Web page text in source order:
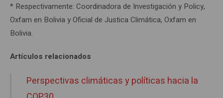
* Respectivamente: Coordinadora de Investigación y Policy,
Oxfam en Bolivia y Oficial de Justica Climática, Oxfam en
Bolivia.
Artículos relacionados
Perspectivas climáticas y políticas hacia la